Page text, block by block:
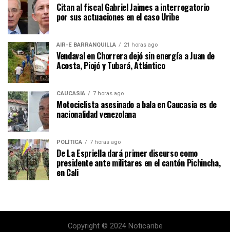
Citan al fiscal Gabriel Jaimes a interrogatorio
por sus actuaciones en el caso Uribe
AIR-E BARRANQUILLA 21 horas ago
Vendaval en Chorrera dejó sin energía a Juan de
Acosta, Piojó y Tubará, Atlántico
CAUCASIA 7 horas ago
Motociclista asesinado a bala en Caucasia es de
nacionalidad venezolana
POLÍTICA 7 horas ago
De La Espriella dará primer discurso como
presidente ante militares en el cantón Pichincha,
en Cali
Copyright © 2024 Noticaribe